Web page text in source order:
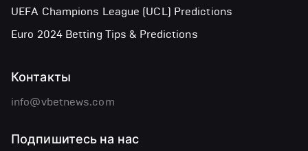
UEFA Champions League (UCL) Predictions
Euro 2024 Betting Tips & Predictions
Контакты
info@vbetnews.com
Подпишитесь на нас